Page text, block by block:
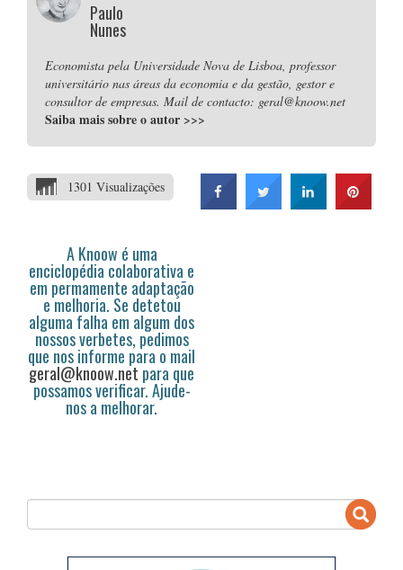
Paulo
Nunes
Economista pela Universidade Nova de Lisboa, professor
universitário nas áreas da economia e da gestão, gestor e
consultor de empresas. Mail de contacto: geral@knoow.net
Saiba mais sobre o autor >>>
1301 Visualizações
A Knoow é uma
enciclopédia colaborativa e
em permamente adaptação
e melhoria. Se detetou
alguma falha em algum dos
nossos verbetes, pedimos
que nos informe para o mail
geral@knoow.net para que
possamos verificar. Ajude-
nos a melhorar.